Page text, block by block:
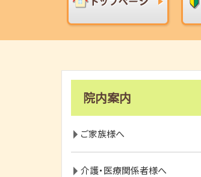
院内案内
ご家族様へ
介護・医療関係者様へ